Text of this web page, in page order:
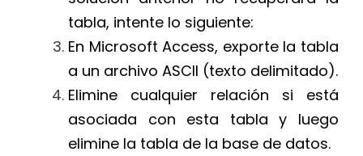
tabla, intente lo siguiente:
En Microsoft Access, exporte la tabla
a un archivo ASCII (texto delimitado).
Elimine cualquier relación si está
asociada con esta tabla y luego
elimine la tabla de la base de datos.